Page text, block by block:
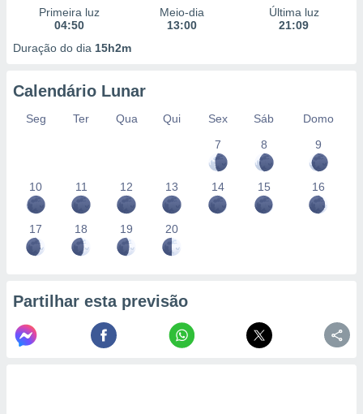
Primeira luz
04:50
Meio-dia
13:00
Última luz
21:09
Duração do dia 15h2m
Calendário Lunar
Seg Ter Qua Qui Sex Sáb
Domo
7
8 9
10 11 12 13 14 15 16
17 18 19 20
Partilhar esta previsão